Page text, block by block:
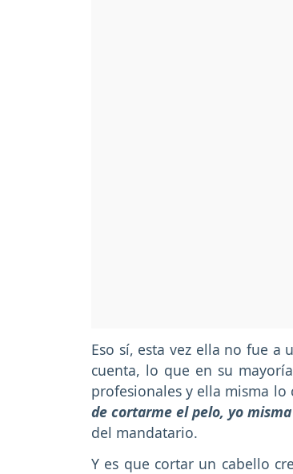
Eso sí, esta vez ella no fue
cuenta, lo que en su
profesionales y ella misma
de cortarme el pelo, yo
del mandatario.
Y es que cortar un cabello